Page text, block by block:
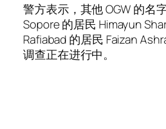
警方表示，其他 OGW 的名
Sopore 的居民 Himayun
Rafiabad 的居民 Faizan
调查正在进行中。